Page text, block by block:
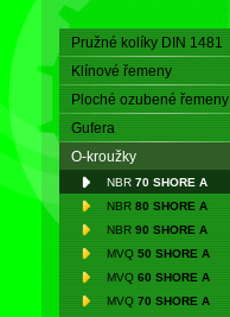
Pružné kolíky DIN 1481
Klínové řemeny
Ploché ozubené řemeny
Gufera
O-kroužky
NBR 70 SHORE A
NBR 80 SHORE A
NBR 90 SHORE A
MVQ 50 SHORE A
MVQ 60 SHORE A
MVQ 70 SHORE A